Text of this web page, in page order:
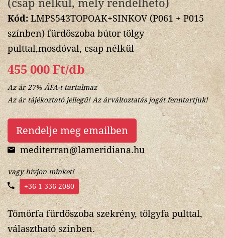
(csap nélkül, mely rendelhető)
Kód:LMPS543TOPOAK+SINKOV (P061 + P015
színben) fürdőszoba bútor tölgy
pulttal,mosdóval, csap nélkül
455 000 Ft/db
Az ár 27% ÁFA-t tartalmaz
Az ár tájékoztató jellegű! Az árváltoztatás jogát fenntartjuk!
Rendelje meg emailben
mediterran@lameridiana.hu
vagy hívjon minket!
+36 1 336 2080
Tömörfa fürdőszoba szekrény, tölgyfa pulttal,
választható színben.